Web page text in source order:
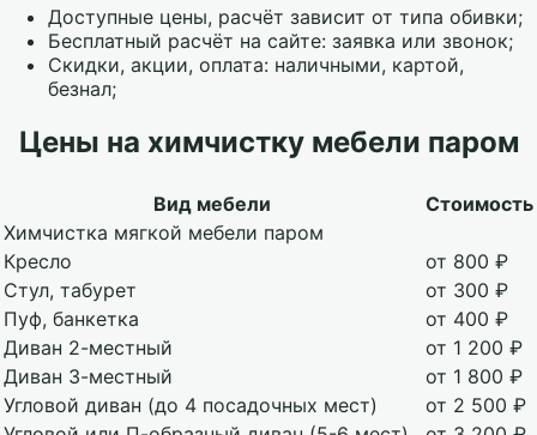
Доступные цены, расчёт зависит от типа обивки;
Бесплатный расчёт на сайте: заявка или звонок;
Скидки, акции, оплата: наличными, картой,
безнал;
Цены на химчистку мебели паром
Вид мебели
Стоимость
Химчистка мягкой мебели паром
Кресло
от 800 ₽
Стул, табурет
от 300 ₽
Пуф, банкетка
от 400 ₽
Диван 2-местный
от 1 200 ₽
Диван 3-местный
от 1 800 ₽
Угловой диван (до 4 посадочных мест)
от 2 500 ₽